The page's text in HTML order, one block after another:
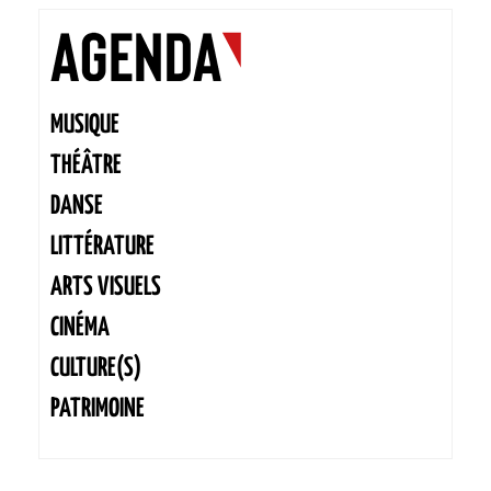
MUSIQUE
THÉÂTRE
DANSE
LITTÉRATURE
ARTS VISUELS
CINÉMA
CULTURE(S)
PATRIMOINE